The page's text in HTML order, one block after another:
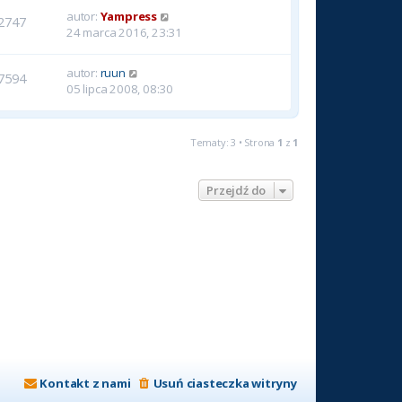
autor: Yampress
24 marca 2016, 23:31
autor: ruun
05 lipca 2008, 08:30
Tematy: 3 • Strona 1 z 1
Przejdź do
Usuń ciasteczka witryny
Kontakt z nami